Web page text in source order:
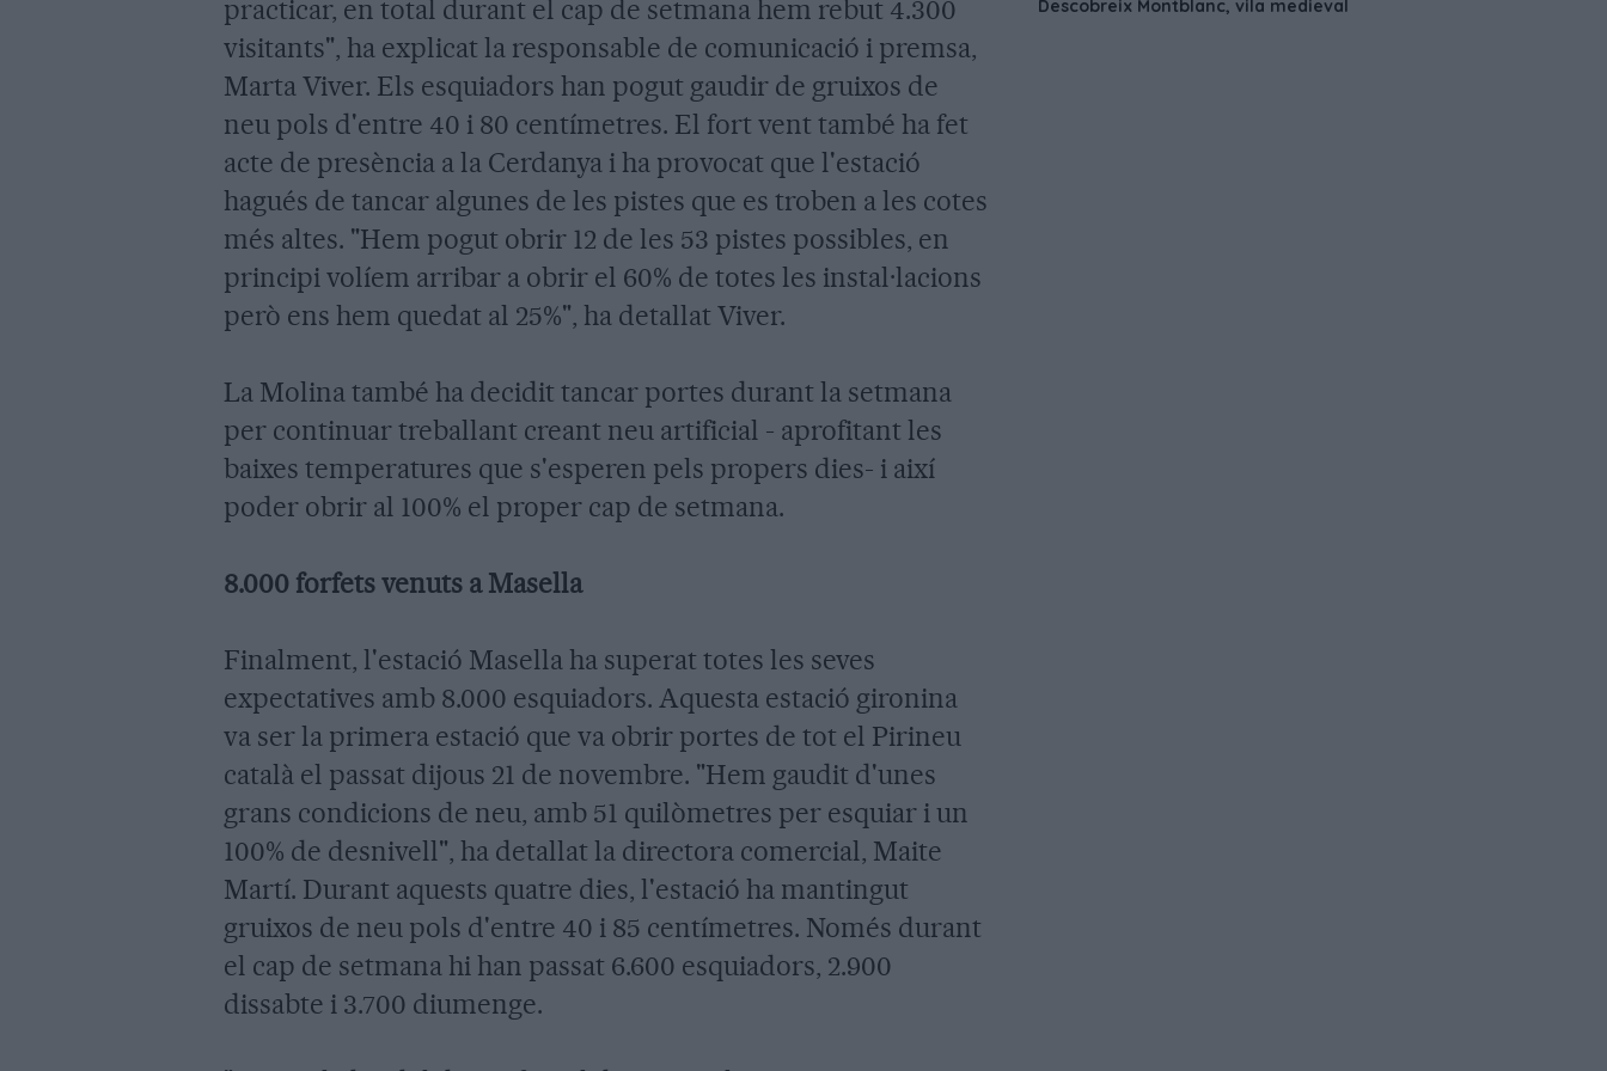
practicar, en total durant el cap de setmana hem rebut 4.300
visitants", ha explicat la responsable de comunicació i premsa,
Marta Viver. Els esquiadors han pogut gaudir de gruixos de
neu pols d'entre 40 i 80 centímetres. El fort vent també ha fet
acte de presència a la Cerdanya i ha provocat que l'estació
hagués de tancar algunes de les pistes que es troben a les cotes
més altes. "Hem pogut obrir 12 de les 53 pistes possibles, en
principi volíem arribar a obrir el 60% de totes les instal·lacions
però ens hem quedat al 25%", ha detallat Viver.
La Molina també ha decidit tancar portes durant la setmana
per continuar treballant creant neu artificial - aprofitant les
baixes temperatures que s'esperen pels propers dies- i així
poder obrir al 100% el proper cap de setmana.
8.000 forfets venuts a Masella
Finalment, l'estació Masella ha superat totes les seves
expectatives amb 8.000 esquiadors. Aquesta estació gironina
va ser la primera estació que va obrir portes de tot el Pirineu
català el passat dijous 21 de novembre. "Hem gaudit d'unes
grans condicions de neu, amb 51 quilòmetres per esquiar i un
100% de desnivell", ha detallat la directora comercial, Maite
Martí. Durant aquests quatre dies, l'estació ha mantingut
gruixos de neu pols d'entre 40 i 85 centímetres. Només durant
el cap de setmana hi han passat 6.600 esquiadors, 2.900
dissabte i 3.700 diumenge.